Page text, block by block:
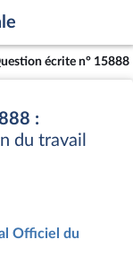
écrite n° 15888
:
du travail
Officiel du